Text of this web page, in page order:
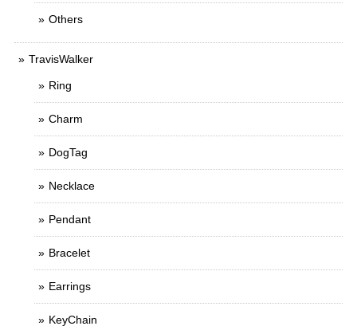
Others
TravisWalker
Ring
Charm
DogTag
Necklace
Pendant
Bracelet
Earrings
KeyChain